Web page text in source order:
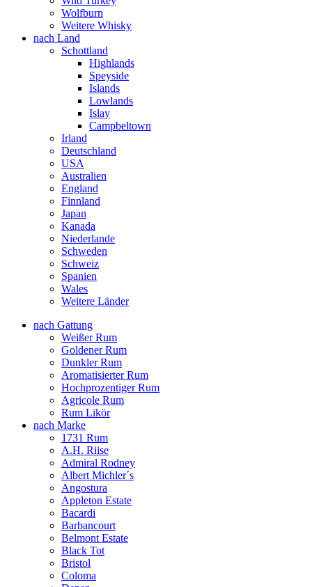
Wolfburn
Weitere Whisky
nach Land
Schottland
Highlands
Speyside
Islands
Lowlands
Islay
Campbeltown
Irland
Deutschland
USA
Australien
England
Finnland
Japan
Kanada
Niederlande
Schweden
Schweiz
Spanien
Wales
Weitere Länder
nach Gattung
Weißer Rum
Goldener Rum
Dunkler Rum
Aromatisierter Rum
Hochprozentiger Rum
Agricole Rum
Rum Likör
nach Marke
1731 Rum
A.H. Riise
Admiral Rodney
Albert Michler´s
Angostura
Appleton Estate
Bacardi
Barbancourt
Belmont Estate
Black Tot
Bristol
Coloma